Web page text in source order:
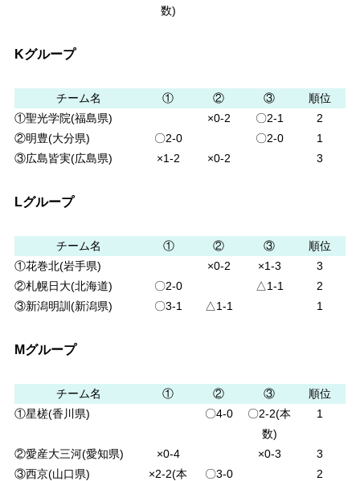
数)
Kグループ
チーム名 ① ② ③
順位
①聖光学院(福島県)
×0-2 〇2-1
2
②明豊(大分県)
〇2-0 〇2-0
1
③広島皆実(広島県)
×1-2 ×0-2 3
Lグループ
チーム名 ① ② ③
順位
①花巻北(岩手県)
×0-2 ×1-3
3
②札幌日大(北海道)
〇2-0 △1-1
2
③新潟明訓(新潟県)
〇3-1 △1-1 1
Mグループ
チーム名 ① ② ③
順位
①星槎(香川県)
〇4-0
〇2-2(本
数)
1
②愛産大三河(愛知県) ×0-4 ×0-3
3
③西京(山口県)
×2-2(本
〇3-0 2